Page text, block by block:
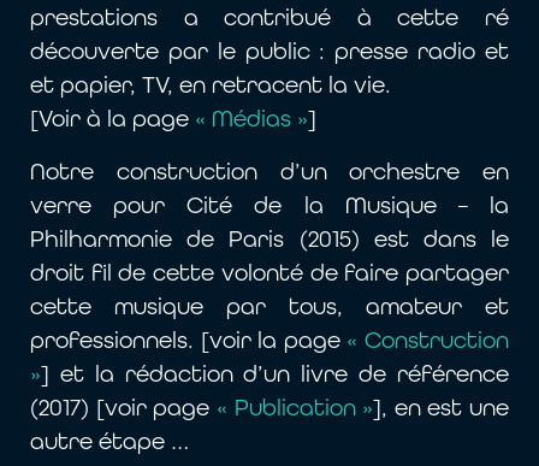
prestations a contribué à cette ré
découverte par le public : presse radio et
et papier, TV, en retracent la vie.
[Voir à la page « Médias »]
Notre construction d’un orchestre en
verre pour Cité de la Musique – la
Philharmonie de Paris (2015) est dans le
droit fil de cette volonté de faire partager
cette musique par tous, amateur et
professionnels. [voir la page « Construction
»] et la rédaction d’un livre de référence
(2017) [voir page « Publication »], en est une
autre étape …